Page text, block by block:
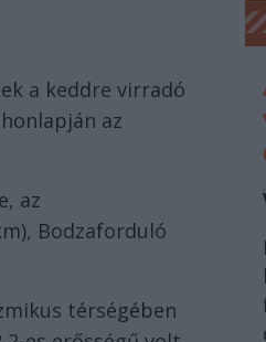
a keddre virradó
az
az
Bodzaforduló
térségében